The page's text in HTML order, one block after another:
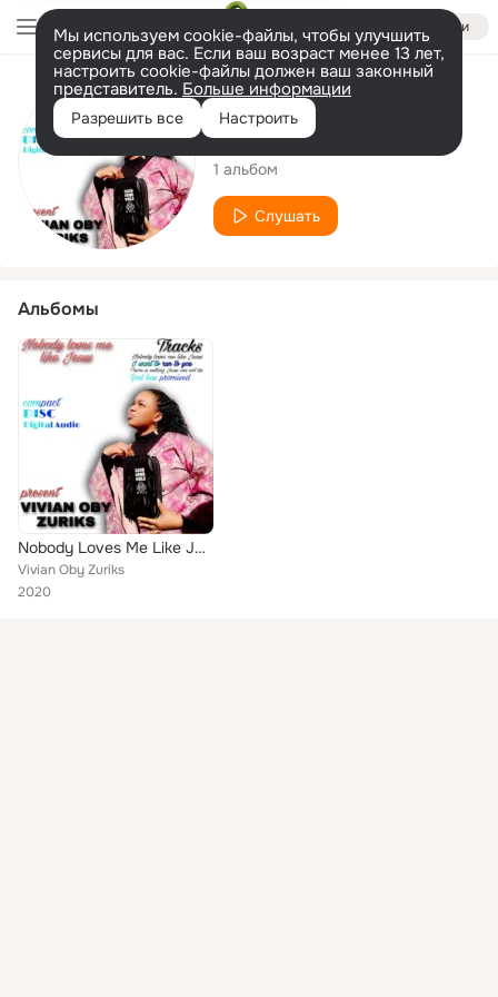
Войти
Мы используем cookie-файлы, чтобы улучшить
сервисы для вас. Если ваш возраст менее 13 лет,
настроить cookie-файлы должен ваш законный
представитель. Больше информации
Разрешить все Настроить
Исполнитель
Vivian Oby Zuriks
1 альбом
Слушать
Альбомы
Nobody Loves Me Like Jesus
Vivian Oby Zuriks
2020